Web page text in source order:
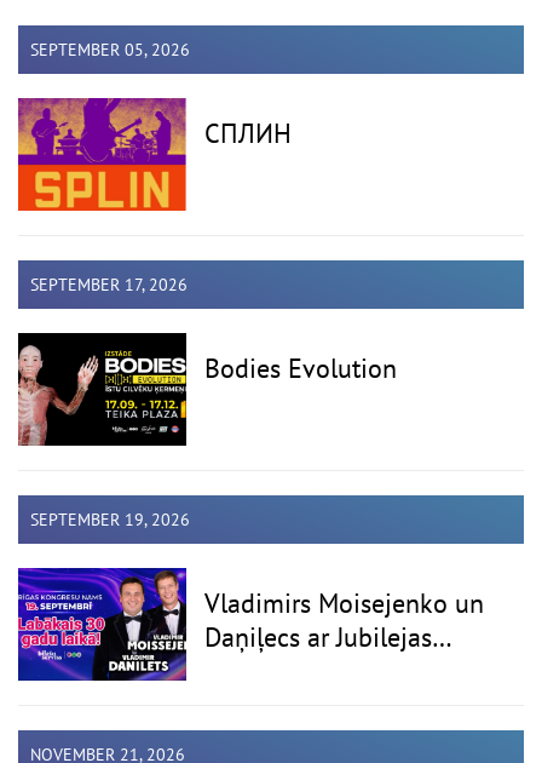
SEPTEMBER 05, 2026
СПЛИН
SEPTEMBER 17, 2026
Bodies Evolution
SEPTEMBER 19, 2026
Vladimirs Moisejenko un
Daņiļecs ar Jubilejas
NOVEMBER 21, 2026